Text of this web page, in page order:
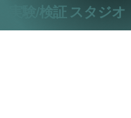
実験/検証 スタジオ